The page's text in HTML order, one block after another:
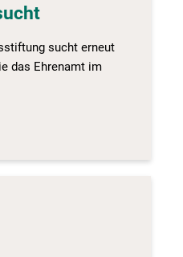
sucht erneut
das Ehrenamt im